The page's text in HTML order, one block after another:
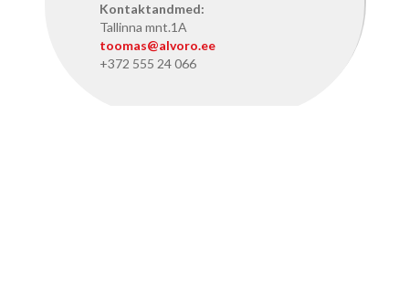
Kontaktandmed:
Tallinna mnt.1A
toomas@alvoro.ee
+372 555 24 066